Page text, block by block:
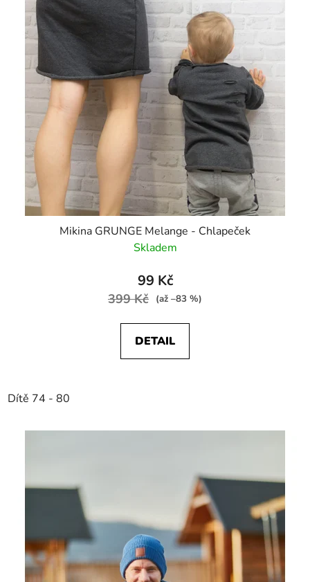
Mikina GRUNGE Melange - Chlapeček
Skladem
99 Kč
399 Kč (až –83 %)
DETAIL
Dítě 74 - 80